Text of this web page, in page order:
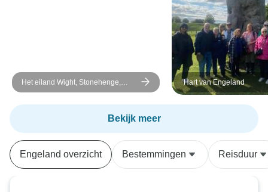
Het eiland Wight, Stonehenge,
Cornwall &amp; de zuidkust - 7
dagen - Kleine groep
Hart van Engeland
Bekijk meer
Engeland overzicht Bestemmingen Reisduur